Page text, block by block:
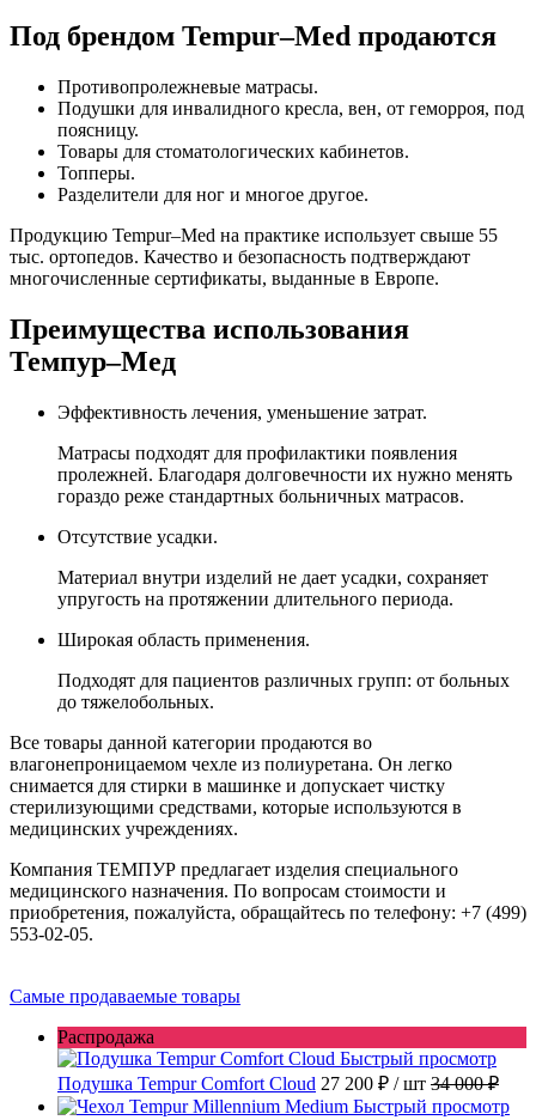
Под брендом Tempur–Med продаются
Противопролежневые матрасы.
Подушки для инвалидного кресла, вен, от геморроя, под
поясницу.
Товары для стоматологических кабинетов.
Топперы.
Разделители для ног и многое другое.
Продукцию Tempur–Med на практике использует свыше 55
тыс. ортопедов. Качество и безопасность подтверждают
многочисленные сертификаты, выданные в Европе.
Преимущества использования
Темпур–Мед
Эффективность лечения, уменьшение затрат.
Матрасы подходят для профилактики появления
пролежней. Благодаря долговечности их нужно менять
гораздо реже стандартных больничных матрасов.
Отсутствие усадки.
Материал внутри изделий не дает усадки, сохраняет
упругость на протяжении длительного периода.
Широкая область применения.
Подходят для пациентов различных групп: от больных
до тяжелобольных.
Все товары данной категории продаются во
влагонепроницаемом чехле из полиуретана. Он легко
снимается для стирки в машинке и допускает чистку
стерилизующими средствами, которые используются в
медицинских учреждениях.
Компания ТЕМПУР предлагает изделия специального
медицинского назначения. По вопросам стоимости и
приобретения, пожалуйста, обращайтесь по телефону: +7 (499)
553-02-05.
Самые продаваемые товары
Распродажа
Быстрый просмотр
Подушка Tempur Comfort Cloud 27 200 ₽ / шт 34 000 ₽
Быстрый просмотр